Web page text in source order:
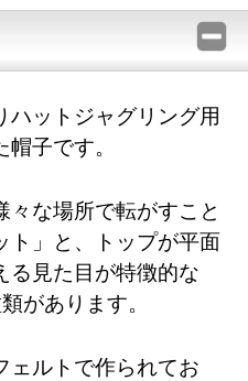
ハットジャグリング用
子です。
々な場所で転がすこと
ト」と、トップが平面
る見た目が特徴的な
があります。
ェルトで作られてお